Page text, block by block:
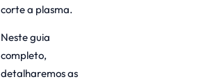
corte a plasma.
Neste guia
completo,
detalharemos as